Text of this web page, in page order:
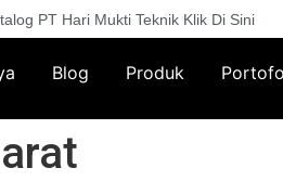
PT Hari Mukti Teknik Klik Di Sini
Blog Produk